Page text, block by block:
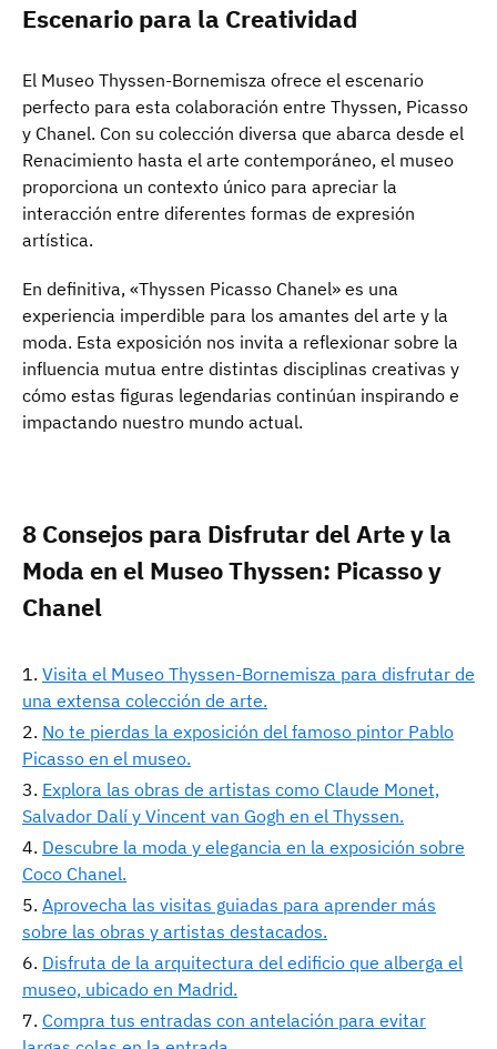
Escenario para la Creatividad
El Museo Thyssen-Bornemisza ofrece el escenario
perfecto para esta colaboración entre Thyssen, Picasso
y Chanel. Con su colección diversa que abarca desde el
Renacimiento hasta el arte contemporáneo, el museo
proporciona un contexto único para apreciar la
interacción entre diferentes formas de expresión
artística.
En definitiva, «Thyssen Picasso Chanel» es una
experiencia imperdible para los amantes del arte y la
moda. Esta exposición nos invita a reflexionar sobre la
influencia mutua entre distintas disciplinas creativas y
cómo estas figuras legendarias continúan inspirando e
impactando nuestro mundo actual.
8 Consejos para Disfrutar del Arte y la
Moda en el Museo Thyssen: Picasso y
Chanel
Visita el Museo Thyssen-Bornemisza para disfrutar de
una extensa colección de arte.
No te pierdas la exposición del famoso pintor Pablo
Picasso en el museo.
Explora las obras de artistas como Claude Monet,
Salvador Dalí y Vincent van Gogh en el Thyssen.
Descubre la moda y elegancia en la exposición sobre
Coco Chanel.
Aprovecha las visitas guiadas para aprender más
sobre las obras y artistas destacados.
Disfruta de la arquitectura del edificio que alberga el
museo, ubicado en Madrid.
Compra tus entradas con antelación para evitar